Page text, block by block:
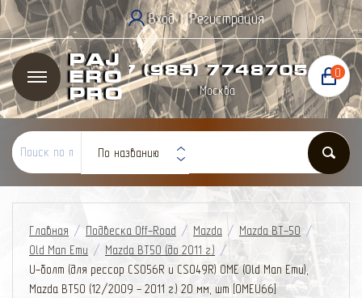
Вход | Регистрация
Paj
ero
Pro
+7 (985) 7748705
Москва
0
По названию
Главная / Подвеска Off-Road / Mazda / Mazda BT-50 /
Old Man Emu / Mazda BT50 (до 2011 г.) /
U-болт (для рессор CS056R и CS049R) OME (Old Man Emu),
Mazda BT50 (12/2009 - 2011 г.) 20 мм, шт [OMEU66]